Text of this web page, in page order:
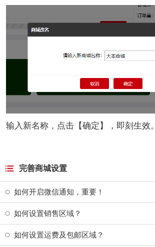
输入新名称，点击【确定】，即刻生效。
完善商城设置
如何开启微信通知，重要！
如何设置销售区域？
如何设置运费及包邮区域？